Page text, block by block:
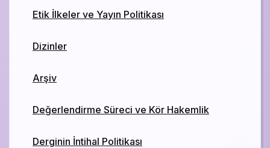
Etik İlkeler ve Yayın Politikası
Dizinler
Arşiv
Değerlendirme Süreci ve Kör Hakemlik
Derginin İntihal Politikası